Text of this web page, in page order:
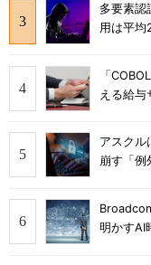
多要素
用は平均
「
える給与
アスク
崩す「例
明かすAI